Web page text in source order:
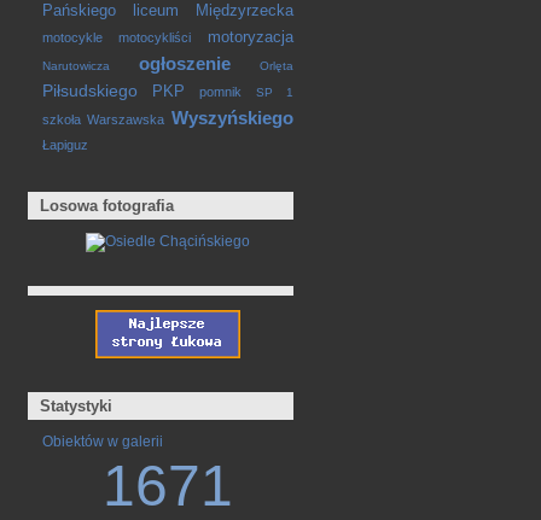
Pańskiego
liceum Międzyrzecka
motocykle motocykliści motoryzacja
Narutowicza ogłoszenie Orlęta
Piłsudskiego PKP pomnik SP 1
szkoła Warszawska Wyszyńskiego
Łapiguz
Losowa fotografia
Statystyki
Obiektów w galerii
1671